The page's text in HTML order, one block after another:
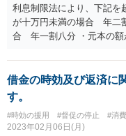
利息制限法により、下記を
が十万円未満の場合 年二
合 年一割八分 ・元本の
す。 元本のみ返済を受け
借金の時効及び返済に
す。
#時効の援用 #督促の停止 #消
2023年02月06日(月)